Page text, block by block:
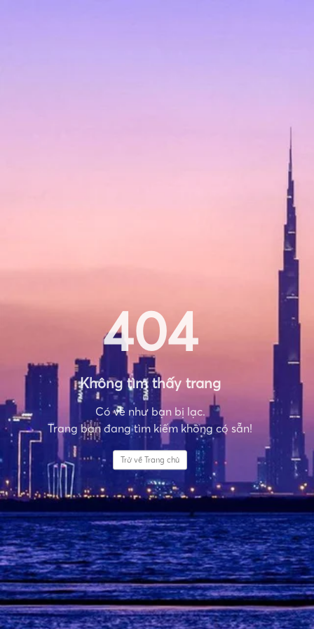
404
Không tìm thấy trang
Có vẻ như bạn bị lạc.
Trang bạn đang tìm kiếm không có sẵn!
Trở về Trang chủ